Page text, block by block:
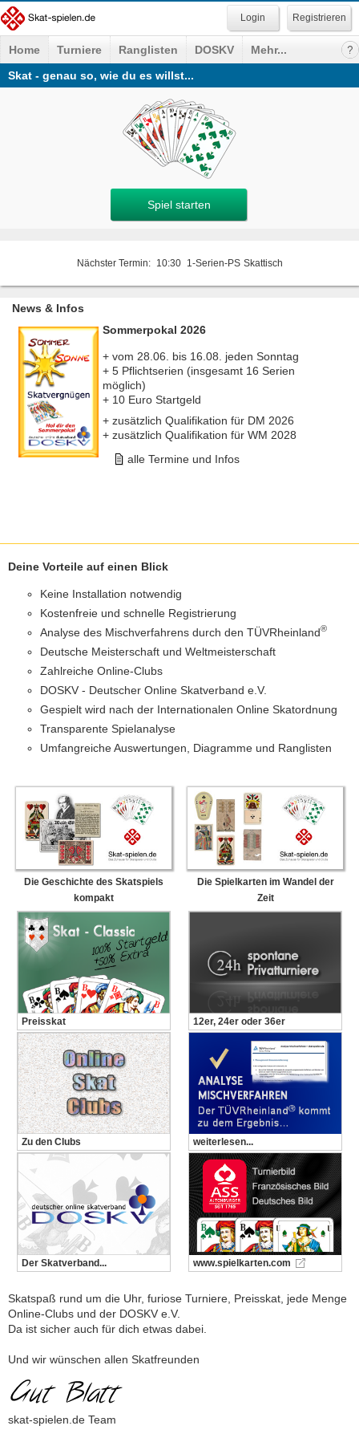
Registrieren
Home Turniere Ranglisten DOSKV
Mehr...
Skat - genau so, wie du es willst...
Spiel starten
Nächster Termin: 10:30 1-Serien-PS Skattisch
News & Infos
Sommerpokal 2026
+ vom 28.06. bis 16.08. jeden Sonntag
+ 5 Pflichtserien (insgesamt 16 Serien
möglich)
+ 10 Euro Startgeld
+ zusätzlich Qualifikation für DM 2026
+ zusätzlich Qualifikation für WM 2028
alle Termine und Infos
Deine Vorteile auf einen Blick
Keine Installation notwendig
Kostenfreie und schnelle Registrierung
Analyse des Mischverfahrens durch den TÜVRheinland®
Deutsche Meisterschaft und Weltmeisterschaft
Zahlreiche Online-Clubs
DOSKV - Deutscher Online Skatverband e.V.
Gespielt wird nach der Internationalen Online Skatordnung
Transparente Spielanalyse
Umfangreiche Auswertungen, Diagramme und Ranglisten
Die Geschichte des Skatspiels
kompakt
Die Spielkarten im Wandel der
Zeit
Preisskat 12er, 24er oder 36er
Zu den Clubs weiterlesen...
Der Skatverband... www.spielkarten.com
Skatspaß rund um die Uhr, furiose Turniere, Preisskat, jede Menge
Online-Clubs und der DOSKV e.V.
Da ist sicher auch für dich etwas dabei.
Und wir wünschen allen Skatfreunden
skat-spielen.de Team